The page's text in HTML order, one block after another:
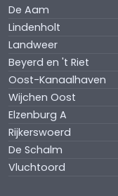
De Aam
Lindenholt
Landweer
Beyerd en 't Riet
Oost-Kanaalhaven
Wijchen Oost
Elzenburg A
Rijkerswoerd
De Schalm
Vluchtoord